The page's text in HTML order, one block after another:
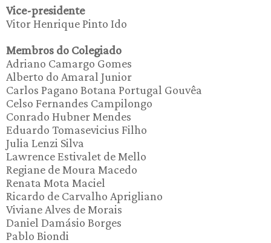
Vice-presidente
Vitor Henrique Pinto Ido
Membros do Colegiado
Adriano Camargo Gomes
Alberto do Amaral Junior
Carlos Pagano Botana Portugal Gouvêa
Celso Fernandes Campilongo
Conrado Hubner Mendes
Eduardo Tomasevicius Filho
Julia Lenzi Silva
Lawrence Estivalet de Mello
Regiane de Moura Macedo
Renata Mota Maciel
Ricardo de Carvalho Aprigliano
Viviane Alves de Morais
Daniel Damásio Borges
Pablo Biondi